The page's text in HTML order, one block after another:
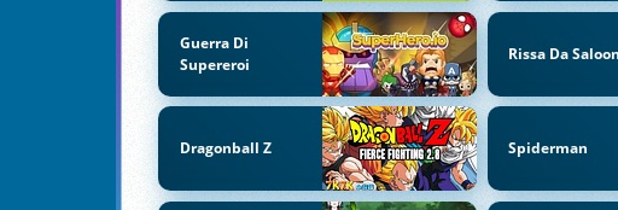
Guerra Di
Supereroi
Rissa Da Saloon
Dragonball Z Spiderman